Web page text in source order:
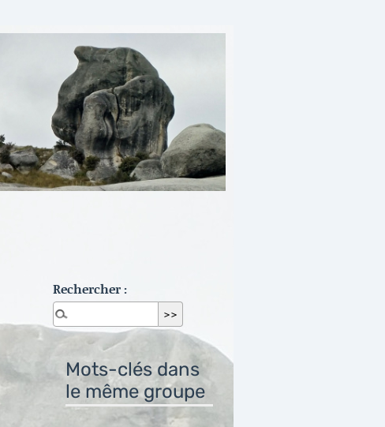
Rechercher :
Mots-clés dans
le même groupe